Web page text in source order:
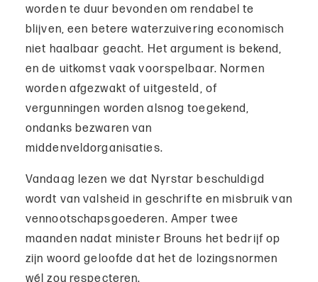
worden te duur bevonden om rendabel te
blijven, een betere waterzuivering economisch
niet haalbaar geacht. Het argument is bekend,
en de uitkomst vaak voorspelbaar. Normen
worden afgezwakt of uitgesteld, of
vergunningen worden alsnog toegekend,
ondanks bezwaren van
middenveldorganisaties.
Vandaag lezen we dat Nyrstar beschuldigd
wordt van valsheid in geschrifte en misbruik van
vennootschapsgoederen. Amper twee
maanden nadat minister Brouns het bedrijf op
zijn woord geloofde dat het de lozingsnormen
wél zou respecteren.